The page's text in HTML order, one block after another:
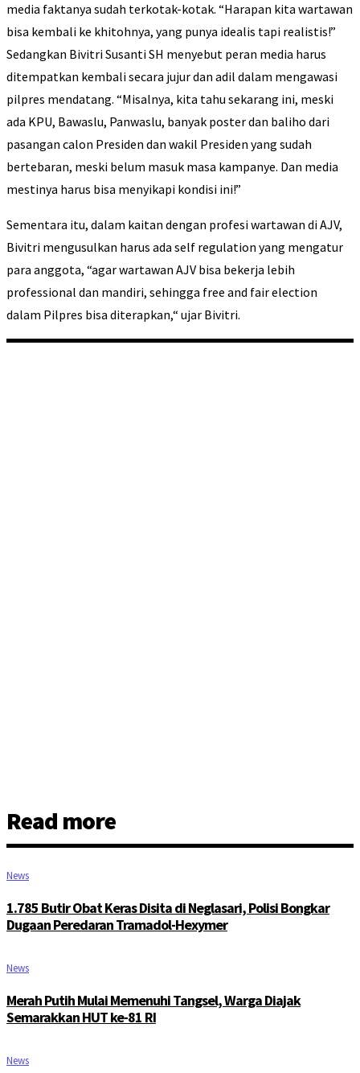
media faktanya sudah terkotak-kotak. “Harapan kita wartawan
bisa kembali ke khitohnya, yang punya idealis tapi realistis!”
Sedangkan Bivitri Susanti SH menyebut peran media harus
ditempatkan kembali secara jujur dan adil dalam mengawasi
pilpres mendatang. “Misalnya, kita tahu sekarang ini, meski
ada KPU, Bawaslu, Panwaslu, banyak poster dan baliho dari
pasangan calon Presiden dan wakil Presiden yang sudah
bertebaran, meski belum masuk masa kampanye. Dan media
mestinya harus bisa menyikapi kondisi ini!”
Sementara itu, dalam kaitan dengan profesi wartawan di AJV,
Bivitri mengusulkan harus ada self regulation yang mengatur
para anggota, “agar wartawan AJV bisa bekerja lebih
professional dan mandiri, sehingga free and fair election
dalam Pilpres bisa diterapkan,“ ujar Bivitri.
Read more
News
1.785 Butir Obat Keras Disita di Neglasari, Polisi Bongkar
Dugaan Peredaran Tramadol-Hexymer
News
Merah Putih Mulai Memenuhi Tangsel, Warga Diajak
Semarakkan HUT ke-81 RI
News